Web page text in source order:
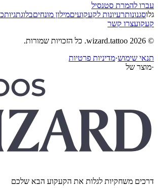
עברו להמרת סטנסיל
גלוסגנונותרעיונות לקעקועיםמילון מונחיםבלוגתגיות
קעקועצרו קשר
© 2026 wizard.tattoo. כל הזכויות שמורות.
תנאי שימוש·מדיניות פרטיות
מוצר של
דרכים משחקיות לגלות את הקעקוע הבא שלכם